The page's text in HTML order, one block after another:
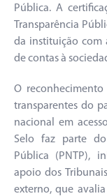
Pública. A
Transparência
da instituição com
de contas à
O
transparentes do
nacional em
Selo faz parte do
Pública (PNTP),
apoio dos
externo, que